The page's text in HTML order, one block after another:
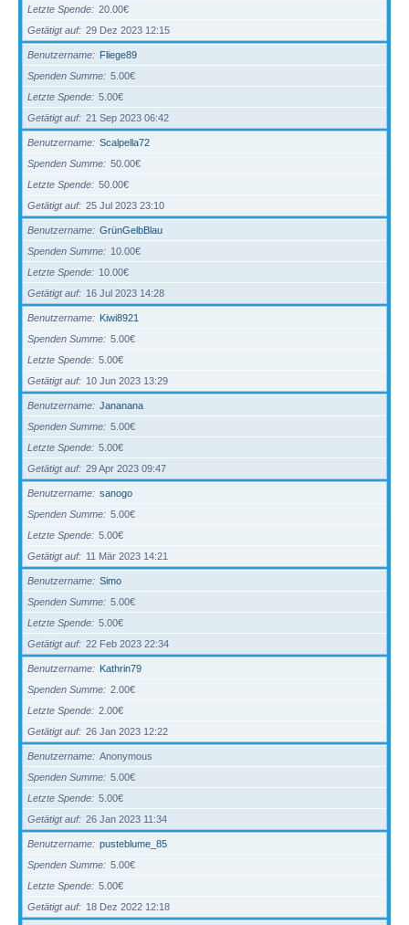
Letzte Spende
20.00€
Getätigt auf
29 Dez 2023 12:15
Benutzername
Fliege89
Spenden Summe
5.00€
Letzte Spende
5.00€
Getätigt auf
21 Sep 2023 06:42
Benutzername
Scalpella72
Spenden Summe
50.00€
Letzte Spende
50.00€
Getätigt auf
25 Jul 2023 23:10
Benutzername
GrünGelbBlau
Spenden Summe
10.00€
Letzte Spende
10.00€
Getätigt auf
16 Jul 2023 14:28
Benutzername
Kiwi8921
Spenden Summe
5.00€
Letzte Spende
5.00€
Getätigt auf
10 Jun 2023 13:29
Benutzername
Jananana
Spenden Summe
5.00€
Letzte Spende
5.00€
Getätigt auf
29 Apr 2023 09:47
Benutzername
sanogo
Spenden Summe
5.00€
Letzte Spende
5.00€
Getätigt auf
11 Mär 2023 14:21
Benutzername
Simo
Spenden Summe
5.00€
Letzte Spende
5.00€
Getätigt auf
22 Feb 2023 22:34
Benutzername
Kathrin79
Spenden Summe
2.00€
Letzte Spende
2.00€
Getätigt auf
26 Jan 2023 12:22
Benutzername
Anonymous
Spenden Summe
5.00€
Letzte Spende
5.00€
Getätigt auf
26 Jan 2023 11:34
Benutzername
pusteblume_85
Spenden Summe
5.00€
Letzte Spende
5.00€
Getätigt auf
18 Dez 2022 12:18